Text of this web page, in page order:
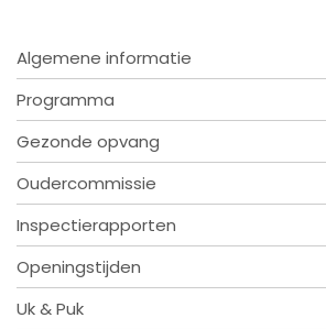
Algemene informatie
Programma
Gezonde opvang
Oudercommissie
Inspectierapporten
Openingstijden
Uk & Puk